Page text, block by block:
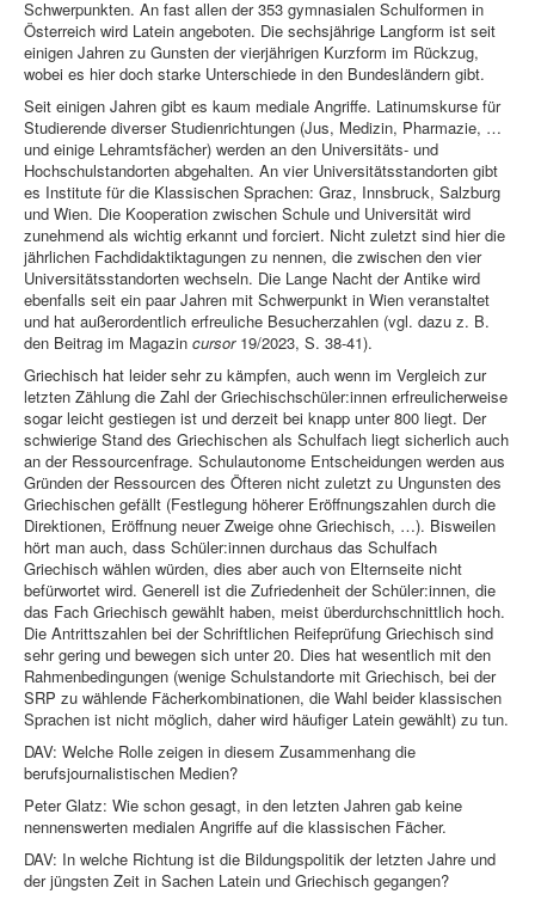
Schwerpunkten. An fast allen der 353 gymnasialen Schulformen in
Österreich wird Latein angeboten. Die sechsjährige Langform ist seit
einigen Jahren zu Gunsten der vierjährigen Kurzform im Rückzug,
wobei es hier doch starke Unterschiede in den Bundesländern gibt.
Seit einigen Jahren gibt es kaum mediale Angriffe. Latinumskurse für
Studierende diverser Studienrichtungen (Jus, Medizin, Pharmazie, …
und einige Lehramtsfächer) werden an den Universitäts- und
Hochschulstandorten abgehalten. An vier Universitätsstandorten gibt
es Institute für die Klassischen Sprachen: Graz, Innsbruck, Salzburg
und Wien. Die Kooperation zwischen Schule und Universität wird
zunehmend als wichtig erkannt und forciert. Nicht zuletzt sind hier die
jährlichen Fachdidaktiktagungen zu nennen, die zwischen den vier
Universitätsstandorten wechseln. Die Lange Nacht der Antike wird
ebenfalls seit ein paar Jahren mit Schwerpunkt in Wien veranstaltet
und hat außerordentlich erfreuliche Besucherzahlen (vgl. dazu z. B.
den Beitrag im Magazin cursor19/2023, S. 38-41).
Griechisch hat leider sehr zu kämpfen, auch wenn im Vergleich zur
letzten Zählung die Zahl der Griechischschüler:innen erfreulicherweise
sogar leicht gestiegen ist und derzeit bei knapp unter 800 liegt. Der
schwierige Stand des Griechischen als Schulfach liegt sicherlich auch
an der Ressourcenfrage. Schulautonome Entscheidungen werden aus
Gründen der Ressourcen des Öfteren nicht zuletzt zu Ungunsten des
Griechischen gefällt (Festlegung höherer Eröffnungszahlen durch die
Direktionen, Eröffnung neuer Zweige ohne Griechisch, …). Bisweilen
hört man auch, dass Schüler:innen durchaus das Schulfach
Griechisch wählen würden, dies aber auch von Elternseite nicht
befürwortet wird. Generell ist die Zufriedenheit der Schüler:innen, die
das Fach Griechisch gewählt haben, meist überdurchschnittlich hoch.
Die Antrittszahlen bei der Schriftlichen Reifeprüfung Griechisch sind
sehr gering und bewegen sich unter 20. Dies hat wesentlich mit den
Rahmenbedingungen (wenige Schulstandorte mit Griechisch, bei der
SRP zu wählende Fächerkombinationen, die Wahl beider klassischen
Sprachen ist nicht möglich, daher wird häufiger Latein gewählt) zu tun.
DAV: Welche Rolle zeigen in diesem Zusammenhang die
berufsjournalistischen Medien?
Peter Glatz: Wie schon gesagt, in den letzten Jahren gab keine
nennenswerten medialen Angriffe auf die klassischen Fächer.
DAV: In welche Richtung ist die Bildungspolitik der letzten Jahre und
der jüngsten Zeit in Sachen Latein und Griechisch gegangen?